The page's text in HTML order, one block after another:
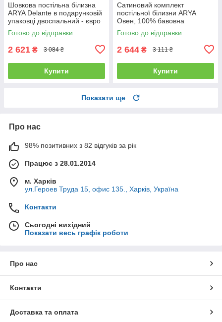
Шовкова постільна білизна
ARYA Delante в подарунковій
упаковці двоспальний - євро
Готово до відправки
2 621 ₴ 3 084 ₴
Купити
Сатиновий комплект
постільної білизни ARYA
Овен, 100% бавовна
полуторний
Готово до відправки
2 644 ₴ 3 111 ₴
Купити
Показати ще
Про нас
98% позитивних з 82 відгуків за рік
Працює з 28.01.2014
м. Харків
ул.Героев Труда 15, офис 135., Харків, Україна
Контакти
Сьогодні вихідний
Показати весь графік роботи
Про нас
Контакти
Доставка та оплата